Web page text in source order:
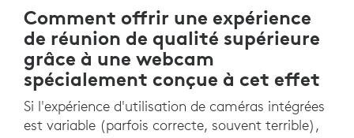
Comment offrir une expérience
de réunion de qualité supérieure
grâce à une webcam
spécialement conçue à cet effet
Si l'expérience d'utilisation de caméras intégrées
est variable (parfois correcte, souvent terrible),